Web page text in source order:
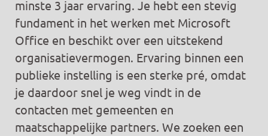
minste 3 jaar ervaring. Je hebt een stevig
fundament in het werken met Microsoft
Office en beschikt over een uitstekend
organisatievermogen. Ervaring binnen een
publieke instelling is een sterke pré, omdat
je daardoor snel je weg vindt in de
contacten met gemeenten en
maatschappelijke partners. We zoeken een